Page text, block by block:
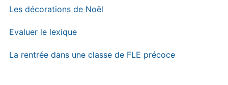
Les décorations de Noël
Evaluer le lexique
La rentrée dans une classe de FLE précoce